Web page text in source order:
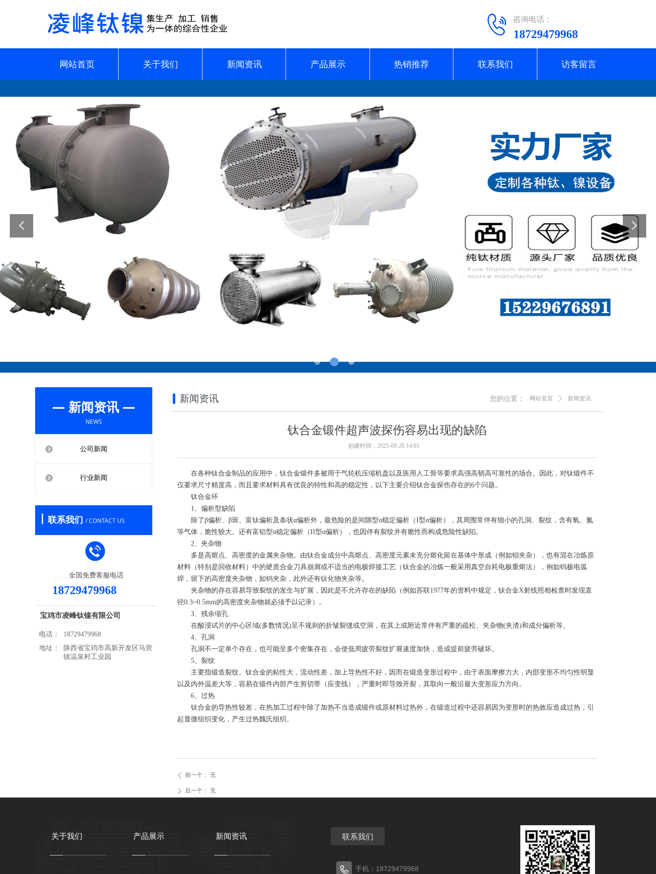
咨询电话：
18729479968
网站首页 关于我们 新闻资讯 产品展示 热销推荐 联系我们 访客留言
— 新闻资讯 —
NEWS
丨 联系我们 / CONTACT US
全国免费客服电话
18729479968
宝鸡市凌峰钛镍有限公司
电话：
18729479968
地址：
陕西省宝鸡市高新开发区马营
镇温泉村工业园
公司新闻
行业新闻
新闻资讯 您的位置： 网站首页 ꄲ 新闻资讯
钛合金锻件超声波探伤容易出现的缺陷
创建时间： 2025-09-26 14:03
在各种钛合金制品的应用中，钛合金锻件多被用于气轮机压缩机盘以及医用人工骨等要求高强高韧高可靠性的场合。因此，对钛锻件不
仅要求尺寸精度高，而且要求材料具有优良的特性和高的稳定性，以下主要介绍钛合金探伤存在的6个问题。
钛合金环
1、偏析型缺陷
除了β偏析、β斑、富钛偏析及条状α偏析外，最危险的是间隙型α稳定偏析（I型α偏析），其周围常伴有细小的孔洞、裂纹，含有氧、氮
等气体，脆性较大。还有富铝型α稳定偏析（II型α偏析），也因伴有裂纹并有脆性而构成危险性缺陷。
2、夹杂物
多是高熔点、高密度的金属夹杂物。由钛合金成分中高熔点、高密度元素未充分熔化留在基体中形成（例如钼夹杂），也有混在冶炼原
材料（特别是回收材料）中的硬质合金刀具崩屑或不适当的电极焊接工艺（钛合金的冶炼一般采用真空自耗电极重熔法），例如钨极电弧
焊，留下的高密度夹杂物，如钨夹杂，此外还有钛化物夹杂等。
夹杂物的存在容易导致裂纹的发生与扩展，因此是不允许存在的缺陷（例如苏联1977年的资料中规定，钛合金X射线照相检查时发现直
径0.3~0.5mm的高密度夹杂物就必须予以记录）。
3、残余缩孔
在酸浸试片的中心区域(多数情况)呈不规则的折皱裂缝或空洞，在其上或附近常伴有严重的疏松、夹杂物(夹渣)和成分偏析等。
4、孔洞
孔洞不一定单个存在，也可能呈多个密集存在，会使低周疲劳裂纹扩展速度加快，造成提前疲劳破坏。
5、裂纹
主要指锻造裂纹。钛合金的粘性大，流动性差，加上导热性不好，因而在锻造变形过程中，由于表面摩擦力大，内部变形不均匀性明显
以及内外温差大等，容易在锻件内部产生剪切带（应变线），严重时即导致开裂，其取向一般沿最大变形应力方向。
6、过热
钛合金的导热性较差，在热加工过程中除了加热不当造成锻件或原材料过热外，在锻造过程中还容易因为变形时的热效应造成过热，引
起显微组织变化，产生过热魏氏组织。
ꄴ 前一个： 无
ꄲ 后一个： 无
关于我们 产品展示 新闻资讯 联系我们
手机：18729479968